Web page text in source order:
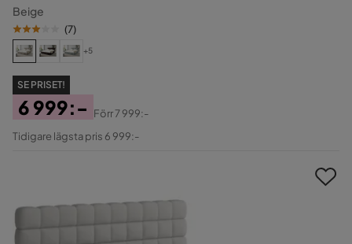
Beige
(7)
+5
SE PRISET!
Pris
6 999:-
Original
Förr7 999:-
Tidigare lägsta pris 6 999:-